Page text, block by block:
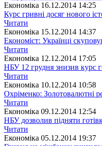
Економіка 16.12.2014 14:25
Курс гривні досяг нового
Читати
Економіка 15.12.2014 14:37
Економіст: Українці
Читати
Економіка 12.12.2014 17:05
НБУ 12 грудня знизив курс
Читати
Економіка 10.12.2014 10:58
Охріменко: Золотовалютні
Читати
Економіка 09.12.2014 12:54
НБУ дозволив підняти
Читати
Економіка 05.12.2014 19:37